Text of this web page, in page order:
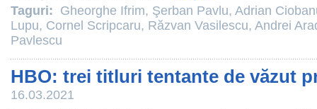
Taguri: Gheorghe Ifrim, Şerban Pavlu, Adrian
Lupu, Cornel Scripcaru, Răzvan Vasilescu, Andrei
Pavlescu
HBO: trei titluri tentante de văzut
16.03.2021